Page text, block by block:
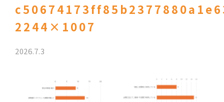
2244×1007
2026.7.3